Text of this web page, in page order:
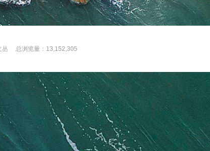
丛 总浏览量：13,152,305